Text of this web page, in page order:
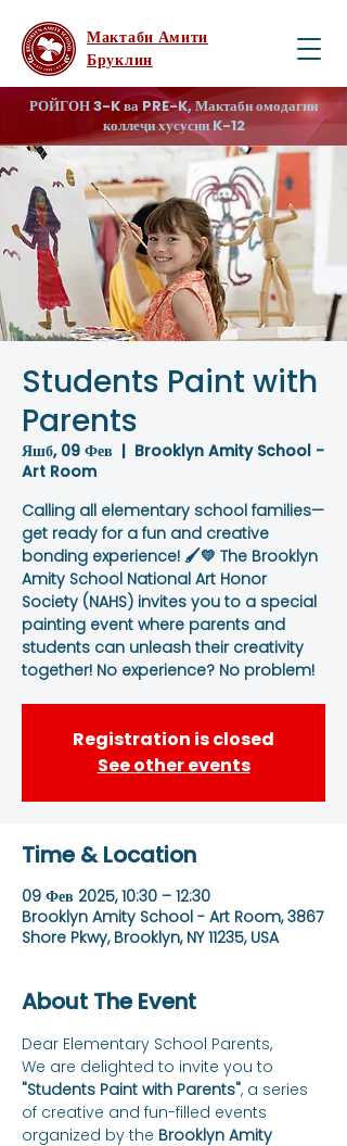
Мактаби Амити
Бруклин
РОЙГОН 3-K ва PRE-K, Мактаби омодагии
коллеҷи хусусии K-12
Students Paint with
Parents
Яшб, 09 Фев
  |
Brooklyn Amity School -
Art Room
Calling all elementary school families—
get ready for a fun and creative
bonding experience! 🖌️💛 The Brooklyn
Amity School National Art Honor
Society (NAHS) invites you to a special
painting event where parents and
students can unleash their creativity
together! No experience? No problem!
Registration is closed
See other events
Time & Location
09 Фев 2025, 10:30 – 12:30
Brooklyn Amity School - Art Room, 3867
Shore Pkwy, Brooklyn, NY 11235, USA
About The Event
Dear Elementary School Parents,
We are delighted to invite you to
"Students Paint with Parents", a series
of creative and fun-filled events
organized by the Brooklyn Amity